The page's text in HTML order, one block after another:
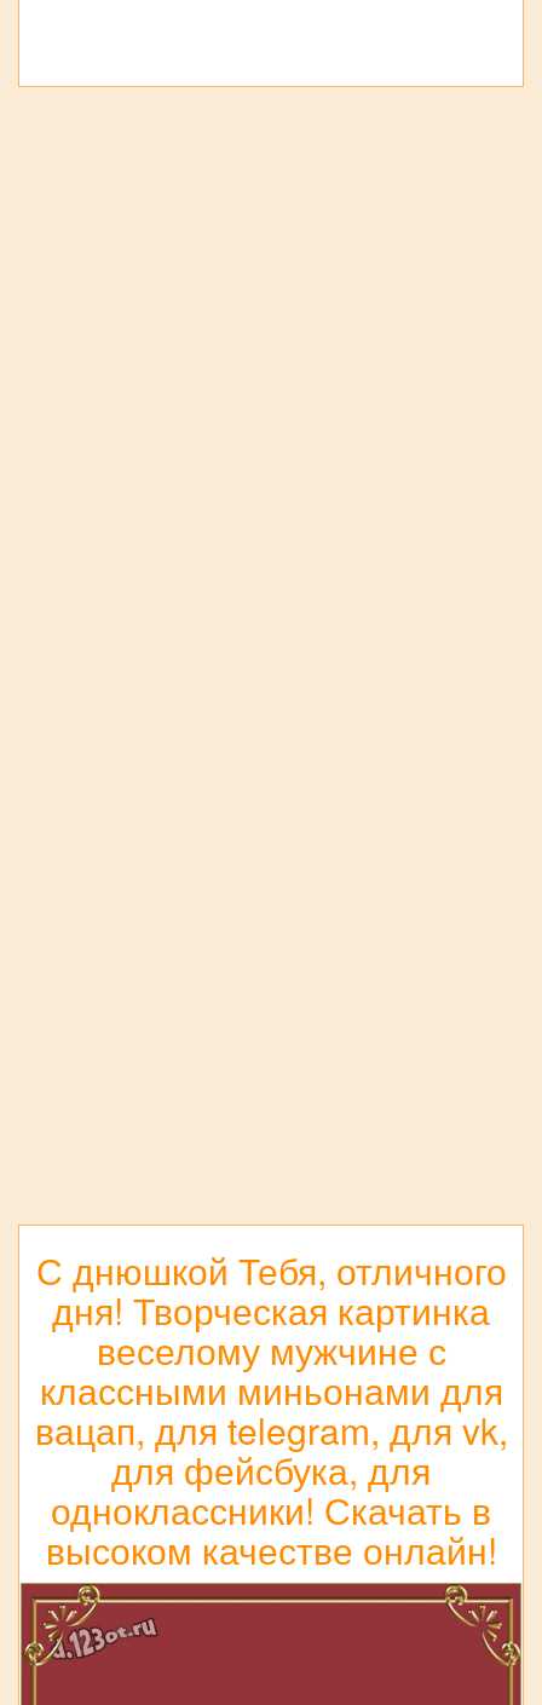
С днюшкой Тебя, отличного
дня! Творческая картинка
веселому мужчине с
классными миньонами для
вацап, для telegram, для vk,
для фейсбука, для
одноклассники! Скачать в
высоком качестве онлайн!